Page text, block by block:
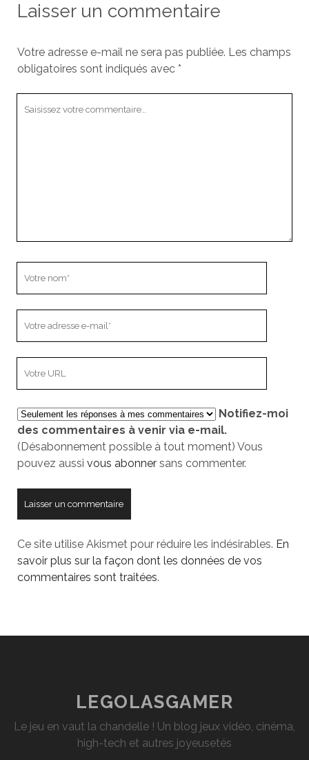
Laisser un commentaire
Votre adresse e-mail ne sera pas publiée. Les champs
obligatoires sont indiqués avec *
mail
votre
site
Notifiez-moi
des commentaires à venir via e-mail.
(Désabonnement possible à tout moment) Vous
pouvez aussi vous abonnersans commenter.
Ce site utilise Akismet pour réduire les indésirables. En
savoir plus sur la façon dont les données de vos
commentaires sont traitées.
LEGOLASGAMER
Le jeu en vaut la chandelle ! Un blog jeux vidéo, cinéma,
high-tech et autres joyeusetés